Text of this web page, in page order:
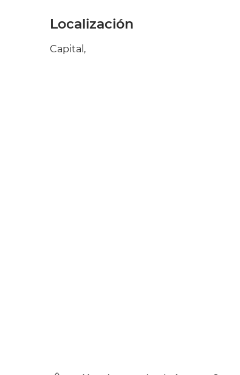
Localización
Capital,